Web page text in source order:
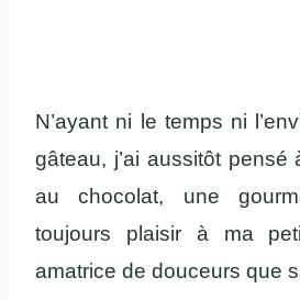
N’ayant ni le temps ni
gâteau, j’ai aussitôt pensé
au chocolat, une
toujours plaisir à ma
amatrice de douceurs que